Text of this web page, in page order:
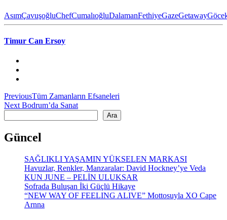
AsımÇavuşoğluChefCumalıoğluDalamanFethiyeGazeGetaway
Timur Can Ersoy
Yazı
gezinmesi
PreviousPrevious
post:
Tüm Zamanların Efsaneleri
Next Next
Bodrum’da Sanat
Ara
Güncel
SAĞLIKLI YAŞAMIN YÜKSELEN MARKASI
Havuzlar, Renkler, Manzaralar: David Hockney’ye Veda
KUN JUNE – PELİN ULUKSAR
Sofrada Buluşan İki Güçlü Hikaye
“NEW WAY OF FEELING ALIVE” Mottosuyla XO Cape
Arnna